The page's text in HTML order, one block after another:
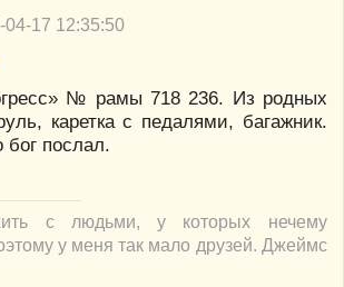
17 12:35:50
№ рамы 718 236. Из родных
каретка с педалями, багажник.
бог послал.
с людьми, у которых нечему
у меня так мало друзей. Джеймс